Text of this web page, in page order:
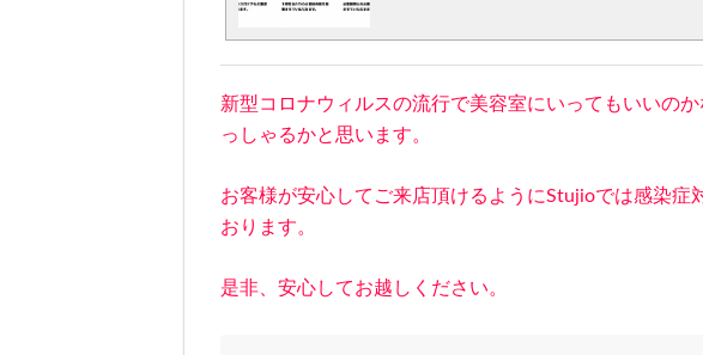
箱、テッシュ、次亜塩素酸水の完備 などを中心
※次亜塩素酸水の加湿器による噴射は現在停止
快適な室温でお過ごしいただけると思います。
の方など必要な場合は事前にお買い求めください
をおこないます。 土日など人が多くなる場合は
しないようにします。 Stujioではお客様の数を制
新型コロナウィルスの流行で美容室にいってもいいの
っしゃるかと思います。
お客様が安心してご来店頂けるようにStujioでは感染症
おります。
是非、安心してお越しください。